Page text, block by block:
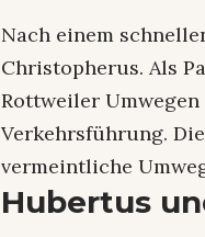
Nach einem
Christopherus. Als
Rottweiler
Verkehrsführung.
vermeintliche
Hubertus